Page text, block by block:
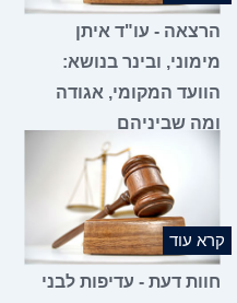
הרצאה - עו"ד איתן
מימוני, ובינר בנושא:
הוועד המקומי, אגודה
ומה שביניהם
קרא עוד
חוות דעת - עדיפות לבני